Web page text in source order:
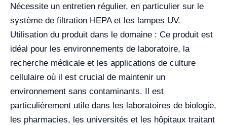
Nécessite un entretien régulier, en particulier sur le
système de filtration HEPA et les lampes UV.
Utilisation du produit dans le domaine : Ce produit est
idéal pour les environnements de laboratoire, la
recherche médicale et les applications de culture
cellulaire où il est crucial de maintenir un
environnement sans contaminants. Il est
particulièrement utile dans les laboratoires de biologie,
les pharmacies, les universités et les hôpitaux traitant